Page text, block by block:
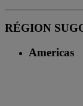
RÉGION
Americas